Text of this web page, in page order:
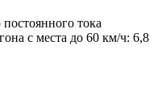
тока
с места до 60 км/ч: 6,8